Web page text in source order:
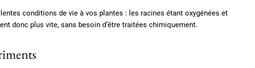
conditions de vie à vos plantes : les racines étant oxygénées et
donc plus vite, sans besoin d’être traitées chimiquement.